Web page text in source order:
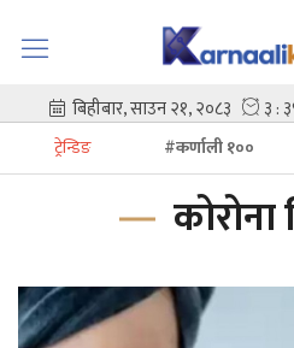
ट्रेन्डिङ #कर्णाली १००